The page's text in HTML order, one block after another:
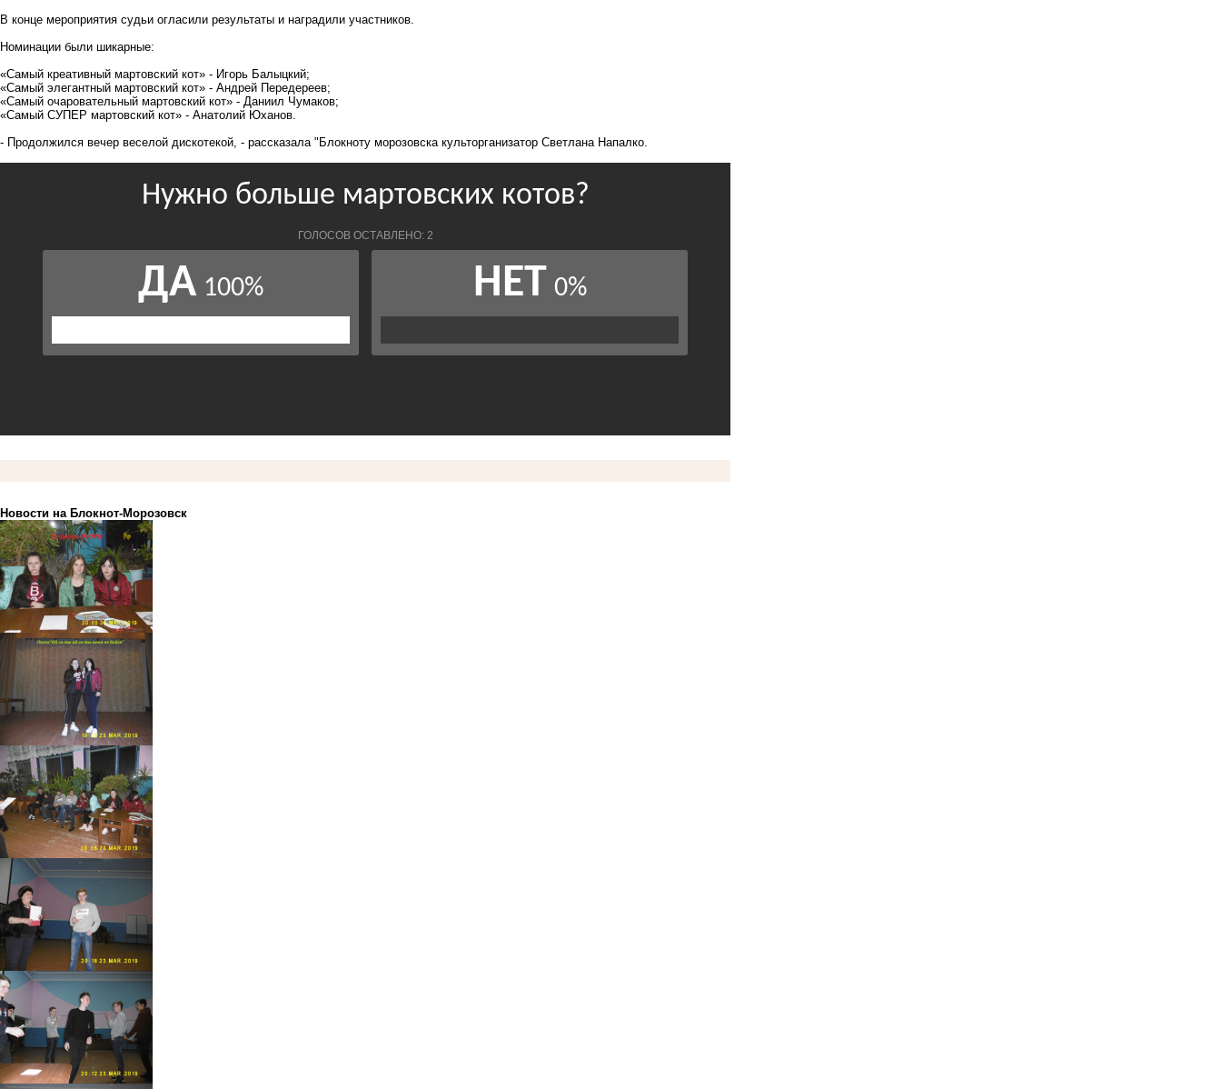
В конце мероприятия судьи огласили результаты и наградили участников.
Номинации были шикарные:
«Самый креативный мартовский кот» - Игорь Балыцкий;
«Самый элегантный мартовский кот» - Андрей Передереев;
«Самый очаровательный мартовский кот» - Даниил Чумаков;
«Самый СУПЕР мартовский кот» - Анатолий Юханов.
- Продолжился вечер веселой дискотекой, - рассказала "Блокноту морозовска культорганизатор Светлана Напалко.
Новости на Блoкнoт-Морозовск